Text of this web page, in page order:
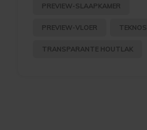
PREVIEW-SLAAPKAMER
PREVIEW-VLOER TEKNOS
TRANSPARANTE HOUTLAK